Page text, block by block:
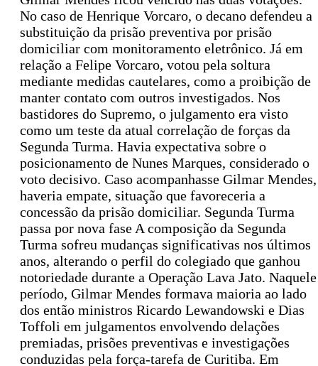
No caso de Henrique Vorcaro, o decano defendeu a
substituição da prisão preventiva por prisão
domiciliar com monitoramento eletrônico. Já em
relação a Felipe Vorcaro, votou pela soltura
mediante medidas cautelares, como a proibição de
manter contato com outros investigados. Nos
bastidores do Supremo, o julgamento era visto
como um teste da atual correlação de forças da
Segunda Turma. Havia expectativa sobre o
posicionamento de Nunes Marques, considerado o
voto decisivo. Caso acompanhasse Gilmar Mendes,
haveria empate, situação que favoreceria a
concessão da prisão domiciliar. Segunda Turma
passa por nova fase A composição da Segunda
Turma sofreu mudanças significativas nos últimos
anos, alterando o perfil do colegiado que ganhou
notoriedade durante a Operação Lava Jato. Naquele
período, Gilmar Mendes formava maioria ao lado
dos então ministros Ricardo Lewandowski e Dias
Toffoli em julgamentos envolvendo delações
premiadas, prisões preventivas e investigações
conduzidas pela força-tarefa de Curitiba. Em